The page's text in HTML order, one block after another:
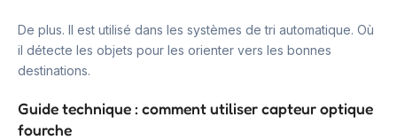
De plus. Il est utilisé dans les systèmes de tri automatique. Où
il détecte les objets pour les orienter vers les bonnes
destinations.
Guide technique : comment utiliser capteur optique
fourche